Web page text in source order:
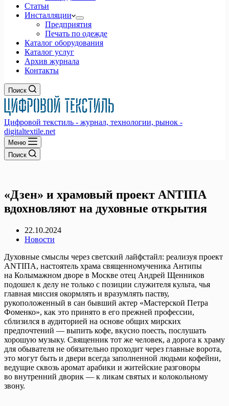
Статьи
Инсталляции
Предприятия
Печать по одежде
Каталог оборудования
Каталог услуг
Архив журнала
Контакты
Поиск
Цифровой текстиль - журнал, технологии, рынок -
digitaltextile.net
Меню
Поиск
«Дзен» и храмовый проект ANTIПА
вдохновляют на духовные открытия
22.10.2024
Новости
Духовные смыслы через светский лайфстайл: реализуя проект
ANTIПА, настоятель храма священномученика Антипы
на Колымажном дворе в Москве отец Андрей Щенников
подошел к делу не только с позиции служителя культа, чья
главная миссия окормлять и вразумлять паству,
рукоположенный в сан бывший актер «Мастерской Петра
Фоменко», как это принято в его прежней профессии,
сблизился в аудиторией на основе общих мирских
предпочтений — выпить кофе, вкусно поесть, послушать
хорошую музыку. Священник тот же человек, а дорога к храму
для обывателя не обязательно проходит через главные ворота,
это могут быть и двери всегда заполненной людьми кофейни,
ведущие сквозь аромат арабики и житейские разговоры
во внутренний дворик — к ликам святых и колокольному
звону.